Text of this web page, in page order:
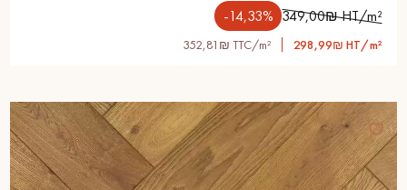
-14,33% 349,00₪ HT/m²
352,81₪ TTC/m² 298,99₪ HT/m²